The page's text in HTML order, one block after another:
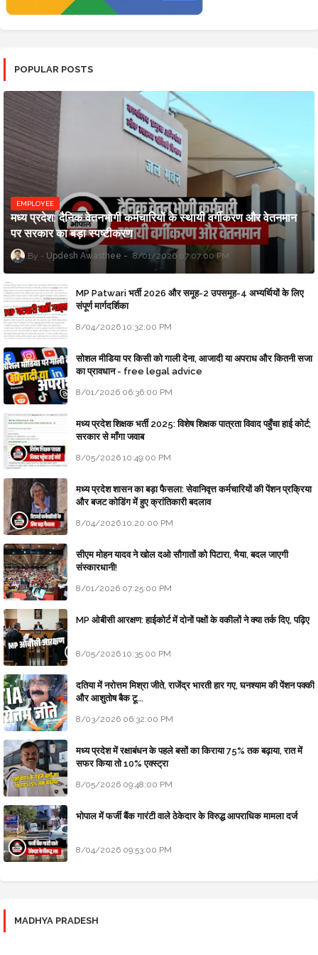
POPULAR POSTS
EMPLOYEE
मध्य प्रदेश: दैनिक वेतनभोगी कर्मचारियों के स्थायी वर्गीकरण और वेतनमान
पर सरकार का बड़ा स्पष्टीकरण
Updesh Awasthee 8/01/2026 07:07:00 PM
MP Patwari भर्ती 2026 और समूह-2 उपसमूह-4 अभ्यर्थियों के लिए
संपूर्ण मार्गदर्शिका
8/04/2026 10:32:00 PM
सोशल मीडिया पर किसी को गाली देना, आजादी या अपराध और कितनी सजा
का प्रावधान - free legal advice
8/01/2026 06:36:00 PM
मध्य प्रदेश शिक्षक भर्ती 2025: विशेष शिक्षक पात्रता विवाद पहुँचा हाई कोर्ट;
सरकार से माँगा जवाब
8/05/2026 10:49:00 PM
मध्य प्रदेश शासन का बड़ा फैसला: सेवानिवृत्त कर्मचारियों की पेंशन प्रक्रिया
और बजट कोडिंग में हुए क्रांतिकारी बदलाव
8/04/2026 10:20:00 PM
सीएम मोहन यादव ने खोल दओ सौगातों को पिटारा, भैया, बदल जाएगी
संस्कारधानी!
8/01/2026 07:25:00 PM
MP ओबीसी आरक्षण: हाईकोर्ट में दोनों पक्षों के वकीलों ने क्या तर्क दिए, पढ़िए
8/05/2026 10:35:00 PM
दतिया में नरोत्तम मिश्रा जीते, राजेंद्र भारती हार गए, घनश्याम की पेंशन पक्की
और आशुतोष बैक टू...
8/03/2026 06:32:00 PM
मध्य प्रदेश में रक्षाबंधन के पहले बसों का किराया 75% तक बढ़ाया, रात में
सफर किया तो 10% एक्स्ट्रा
8/05/2026 09:48:00 PM
भोपाल में फर्जी बैंक गारंटी वाले ठेकेदार के विरुद्ध आपराधिक मामला दर्ज
8/04/2026 09:53:00 PM
MADHYA PRADESH